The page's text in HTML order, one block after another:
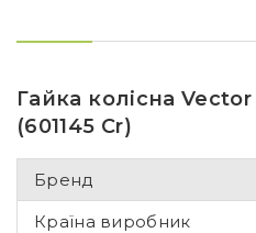
Гайка колісна Vector
(601145 Cr)
Бренд
Країна виробник